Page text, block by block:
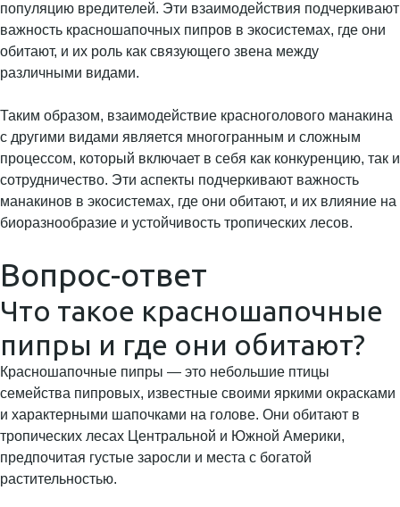
популяцию вредителей. Эти взаимодействия подчеркивают
важность красношапочных пипров в экосистемах, где они
обитают, и их роль как связующего звена между
различными видами.
Таким образом, взаимодействие красноголового манакина
с другими видами является многогранным и сложным
процессом, который включает в себя как конкуренцию, так и
сотрудничество. Эти аспекты подчеркивают важность
манакинов в экосистемах, где они обитают, и их влияние на
биоразнообразие и устойчивость тропических лесов.
Вопрос-ответ
Что такое красношапочные
пипры и где они обитают?
Красношапочные пипры — это небольшие птицы
семейства пипровых, известные своими яркими окрасками
и характерными шапочками на голове. Они обитают в
тропических лесах Центральной и Южной Америки,
предпочитая густые заросли и места с богатой
растительностью.